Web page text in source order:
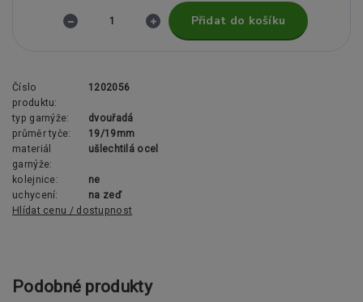
Přidat do košíku
Číslo
produktu:
1202056
typ garnýže:
dvouřadá
průměr tyče:
19/19mm
materiál
garnýže:
ušlechtilá ocel
kolejnice:
ne
uchycení:
na zeď
Hlídat cenu / dostupnost
Podobné produkty